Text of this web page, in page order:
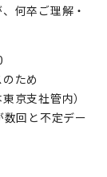
何卒ご理解・
ため
京支社管内）
回と不定デー